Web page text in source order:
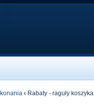
‹ Rabaty - raguły koszyka